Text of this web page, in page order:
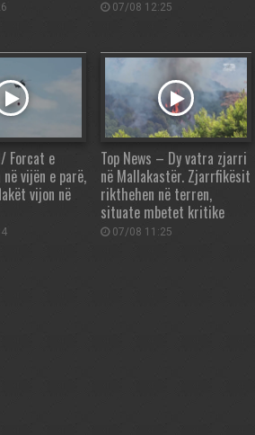
07/08 12:25
Forcat e
vijën e parë,
vijon në
Top News – Dy vatra zjarri
në Mallakastër. Zjarrfikësit
rikthehen në terren,
situate mbetet kritike
07/08 11:25